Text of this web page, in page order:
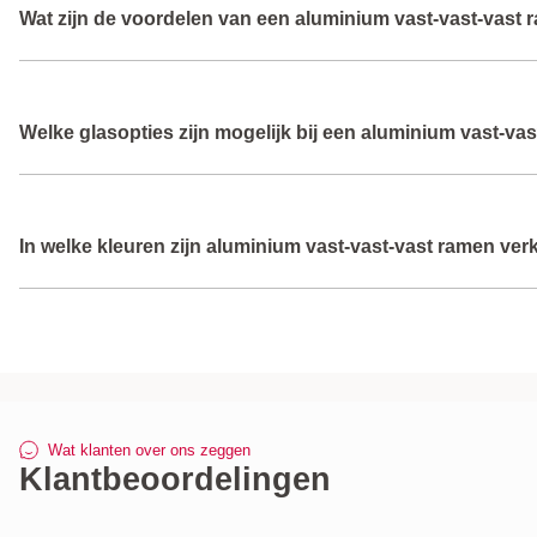
naar buiten wilt, bijvoorbeeld in woonkamers of serres.
Wat zijn de voordelen van een aluminium vast‑vast‑vast
lichtinval en dragen bij aan een moderne uitstraling van je
Welke glasopties zijn mogelijk bij een aluminium
de wensen voor comfort en energiezuinigheid.
In welke kleuren zijn aluminium vast‑vast‑vast ramen
Wat klanten over ons zeggen
Klantbeoordelingen